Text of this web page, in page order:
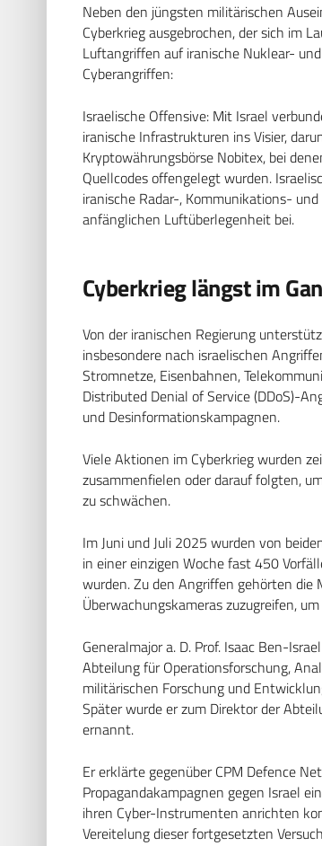
Neben den jüngsten militärischen
Cyberkrieg ausgebrochen, der sich im
Luftangriffen auf iranische Nuklear-
Cyberangriffen:
Israelische Offensive: Mit Israel
iranische Infrastrukturen ins Visier,
Kryptowährungsbörse Nobitex, bei
Quellcodes offengelegt wurden.
iranische Radar-, Kommunikations-
anfänglichen Luftüberlegenheit bei.
Cyberkrieg längst im
Von der iranischen Regierung
insbesondere nach israelischen
Stromnetze, Eisenbahnen,
Distributed Denial of Service (DDoS)-
und Desinformationskampagnen.
Viele Aktionen im Cyberkrieg wurden
zusammenfielen oder darauf folgten,
zu schwächen.
Im Juni und Juli 2025 wurden von
in einer einzigen Woche fast 450
wurden. Zu den Angriffen gehörten die
Überwachungskameras zuzugreifen,
Generalmajor a. D. Prof. Isaac Ben-
Abteilung für Operationsforschung,
militärischen Forschung und
Später wurde er zum Direktor der
ernannt.
Er erklärte gegenüber CPM Defence
Propagandakampagnen gegen Israel
ihren Cyber-Instrumenten anrichten
Vereitelung dieser fortgesetzten